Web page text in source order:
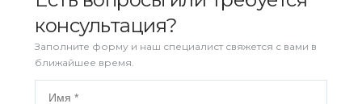
консультация?
Заполните форму и наш специалист свяжется с вами в
ближайшее время.